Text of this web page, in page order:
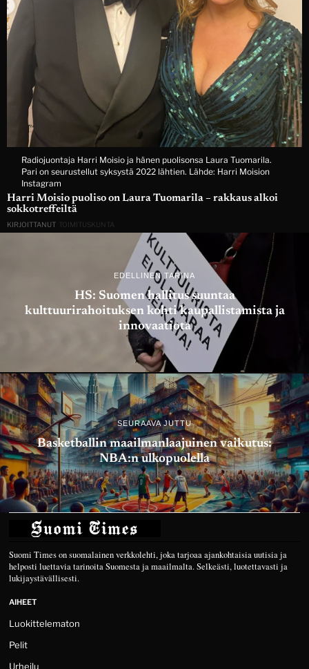
Radiojuontaja Harri Moisio ja hänen puolisonsa Laura Tuomarila.
Pari on seurustellut syksystä 2022 lähtien. Lähde: Harri Moision
Instagram
Harri Moisio puoliso on Laura Tuomarila – rakkaus alkoi
sokkotreffeiltä
KIRJOITTANUT TOIMITUSKUNTA
EDELLINEN TARINA
HS: Suomen hallitus suuntaa
kulttuurirahoituksen kohti kaupallistamista ja
innovaatiota
SEURAAVA JUTTU
Basketballin maailmanlaajuinen vaikutus:
NBA:n ulkopuolella
Suomi Times on suomalainen verkkolehti, joka tarjoaa ajankohtaisia uutisia ja
helposti luettavia tarinoita Suomesta ja maailmalta. Selkeästi, luotettavasti ja
lukijaystävällisesti.
AIHEET
Luokittelematon
Pelit
Urheilu